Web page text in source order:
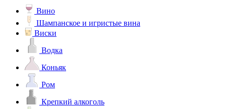
Вино
Шампанское и игристые вина
Виски
Водка
Коньяк
Ром
Крепкий алкоголь